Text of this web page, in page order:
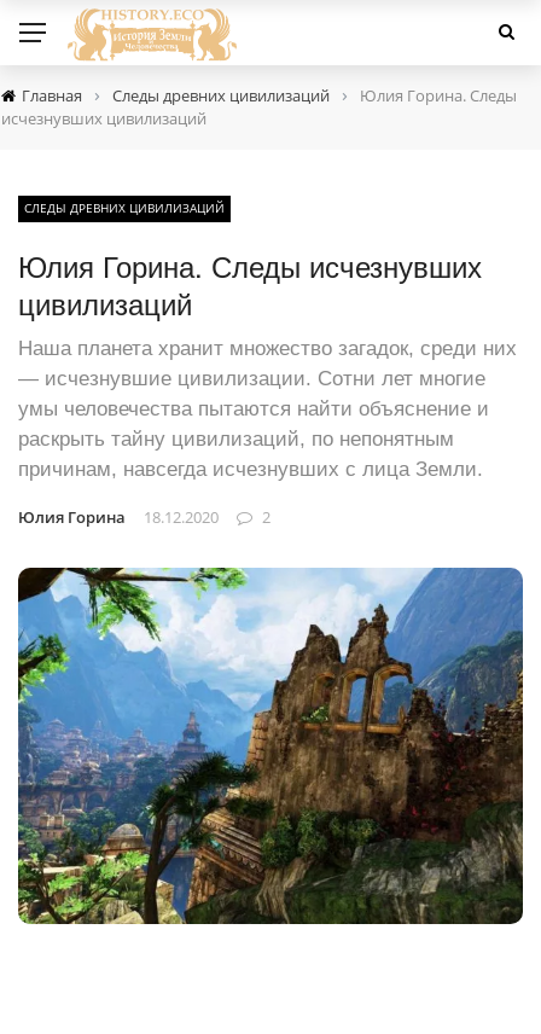
Главная › Следы древних цивилизаций ›
Юлия Горина. Следы
исчезнувших цивилизаций
СЛЕДЫ ДРЕВНИХ ЦИВИЛИЗАЦИЙ
Юлия Горина. Следы исчезнувших
цивилизаций
Наша планета хранит множество загадок, среди них
— исчезнувшие цивилизации. Сотни лет многие
умы человечества пытаются найти объяснение и
раскрыть тайну цивилизаций, по непонятным
причинам, навсегда исчезнувших с лица Земли.
Юлия Горина 18.12.2020 2